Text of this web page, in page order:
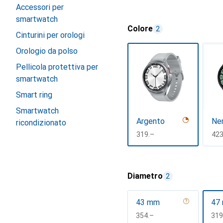
Accessori per
smartwatch
Cinturini per orologi
Orologio da polso
Pellicola protettiva per
smartwatch
Smart ring
Smartwatch
ricondizionato
Colore 2
Argento
CHF
319.– CHF
Diametro 2
43 mm
CHF
354.–
47
CHF